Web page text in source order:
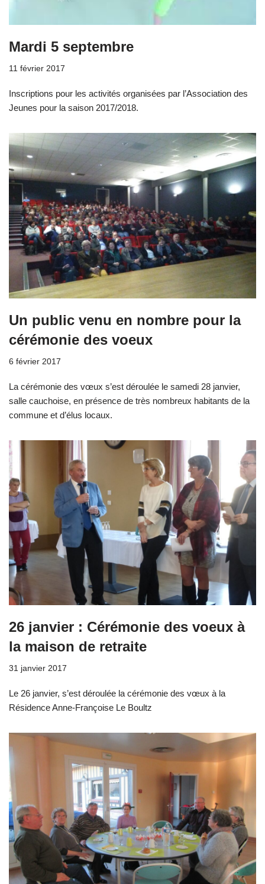
Mardi 5 septembre
11 février 2017
Inscriptions pour les activités organisées par l’Association des
Jeunes pour la saison 2017/2018.
Un public venu en nombre pour la
cérémonie des voeux
6 février 2017
La cérémonie des vœux s’est déroulée le samedi 28 janvier,
salle cauchoise, en présence de très nombreux habitants de la
commune et d’élus locaux.
26 janvier : Cérémonie des voeux à
la maison de retraite
31 janvier 2017
Le 26 janvier, s’est déroulée la cérémonie des vœux à la
Résidence Anne-Françoise Le Boultz